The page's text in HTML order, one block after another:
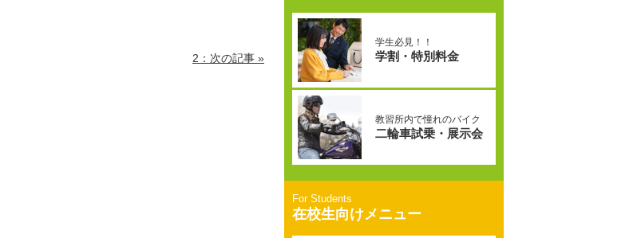
2：次の記事 »
学生必見！！
学割・特別料金
教習所内で憧れのバイク
二輪車試乗・展示会
在校生向けメニュー